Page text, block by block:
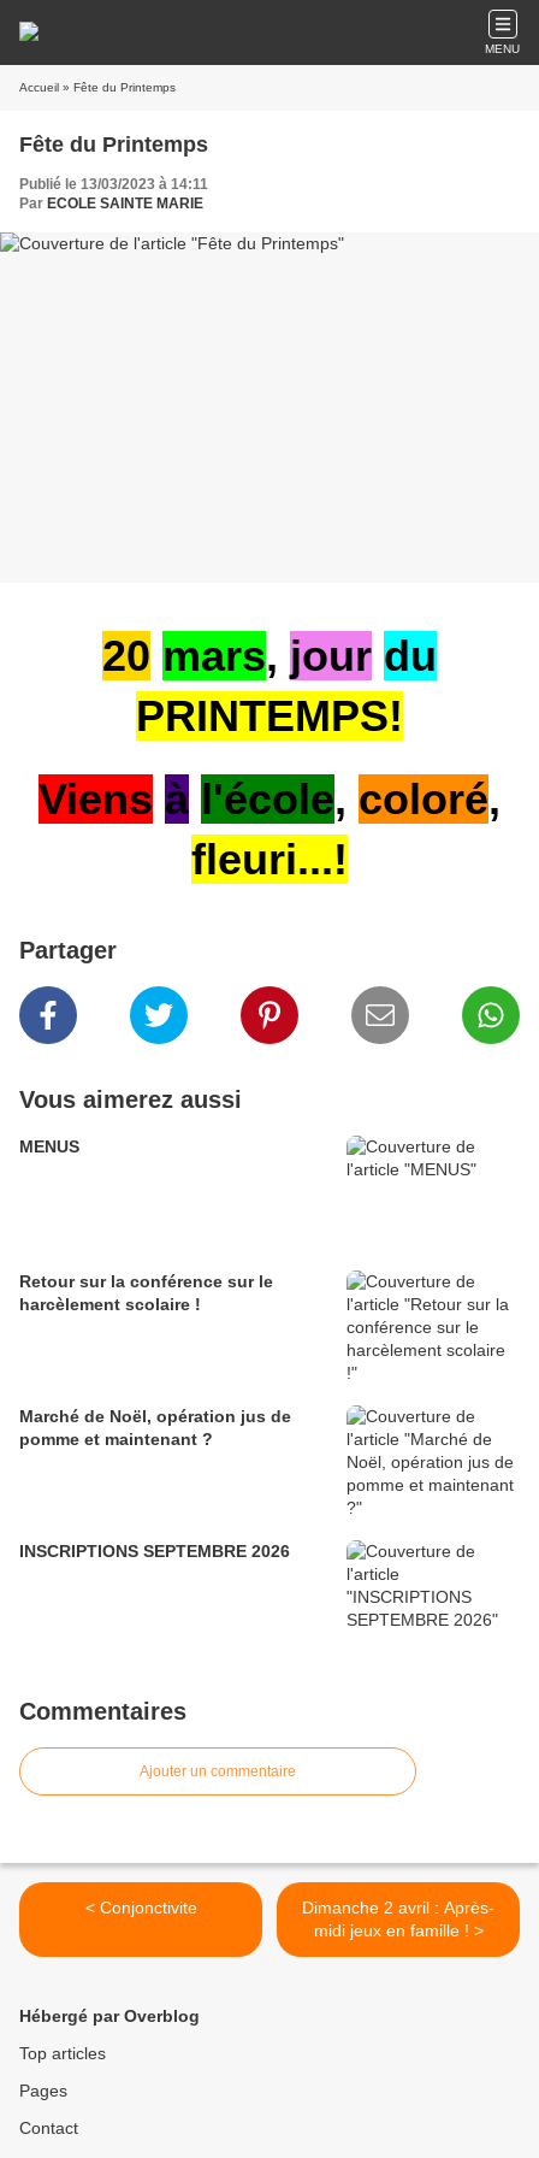
MENU
Accueil » Fête du Printemps
Fête du Printemps
Publié le 13/03/2023 à 14:11
Par ECOLE SAINTE MARIE
20 mars, jour du
PRINTEMPS!
Viens à l'école, coloré,
fleuri...!
Partager
Vous aimerez aussi
MENUS
Retour sur la conférence sur le
harcèlement scolaire !
Marché de Noël, opération jus de
pomme et maintenant ?
INSCRIPTIONS SEPTEMBRE 2026
Commentaires
Ajouter un commentaire
< Conjonctivite
Dimanche 2 avril : Après-
midi jeux en famille ! >
Hébergé par Overblog
Top articles
Pages
Contact